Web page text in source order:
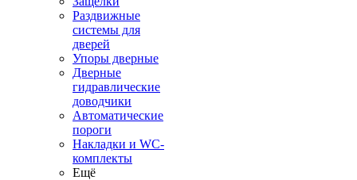
Раздвижные
системы для
дверей
Упоры дверные
Дверные
гидравлические
доводчики
Автоматические
пороги
Накладки и WC-
комплекты
Ещё